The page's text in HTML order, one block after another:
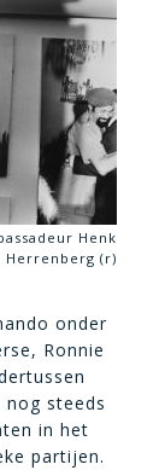
Henk
Herrenberg (r)
onder
Ronnie
nog steeds
in het
partijen.